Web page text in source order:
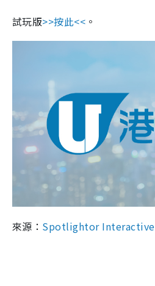
試玩版>>按此<< 。
來源： Spotlightor Interactive